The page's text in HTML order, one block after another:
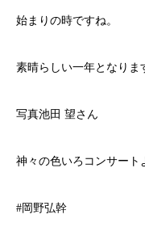
始まりの時ですね。
素晴らしい一年となりま
写真池田 望さん
神々の色いろコンサート
#岡野弘幹